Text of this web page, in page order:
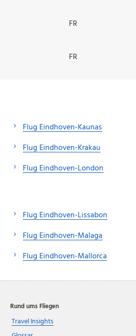
FR
FR
Flug Eindhoven-Kaunas
Flug Eindhoven-Krakau
Flug Eindhoven-London
Flug Eindhoven-Lissabon
Flug Eindhoven-Malaga
Flug Eindhoven-Mallorca